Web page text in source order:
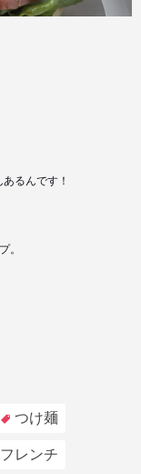
るんです！
。
つけ麺
フレンチ